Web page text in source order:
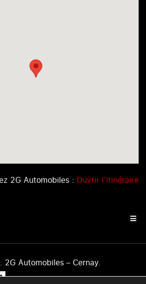
2G Automobiles : Ouvrir l’itinéraire
Automobiles – Cernay.